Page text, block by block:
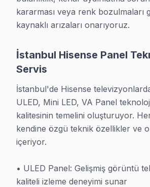
1. Bizi Arayın: 0850 811 14 36
3. Şeffaf Fiyat Teklifi: Onayınız
4. Profesyonel kontrol ve bakım:
5. Test ve Teslim: Tüm
» Basit arızalarda aynı gün
Hisense servis İletişim
Hisense TV Arıza Tamiri - Aynı Gün
İstanbul'da profesyonel Hisense
0850 811 14 36
kararması veya renk bozulmaları
kaynaklı arızaları onarıyoruz.
İstanbul Hisense Panel
Servis
İstanbul'de Hisense
ULED, Mini LED, VA Panel
kalitesinin temelini oluşturuyor.
kendine özgü teknik özellikler ve
içeriyor.
• ULED Panel: Gelişmiş görüntü
kaliteli izleme deneyimi sunar